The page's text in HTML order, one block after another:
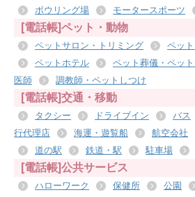
ボウリング場
モータースポーツ
[電話帳]ペット・動物
ペットサロン・トリミング
ペッ
ペットホテル
ペット葬儀・ペッ
医師
調教師・ペットしつけ
[電話帳]交通・移動
タクシー ドライブイン バス
行代理店
海運・遊覧船 航空会社
道の駅
鉄道・駅 駐車場
[電話帳]公共サービス
ハローワーク 保健所 公園